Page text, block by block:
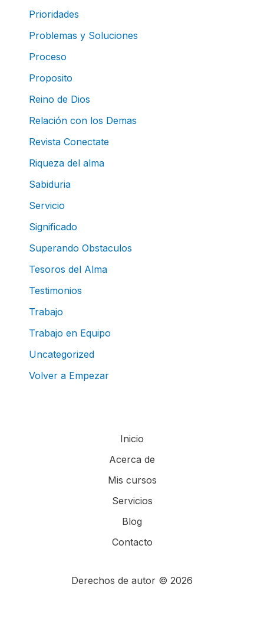
Prioridades
Problemas y Soluciones
Proceso
Proposito
Reino de Dios
Relación con los Demas
Revista Conectate
Riqueza del alma
Sabiduria
Servicio
Significado
Superando Obstaculos
Tesoros del Alma
Testimonios
Trabajo
Trabajo en Equipo
Uncategorized
Volver a Empezar
Inicio
Acerca de
Mis cursos
Servicios
Blog
Contacto
Derechos de autor © 2026